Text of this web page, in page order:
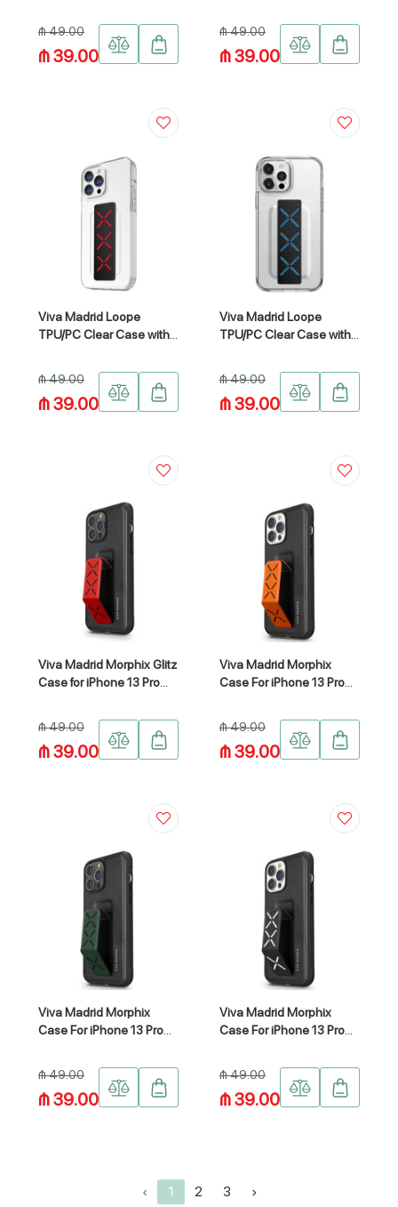
₼ 49.00
₼ 39.00
₼ 49.00
₼ 39.00
Viva Madrid Loope
TPU/PC Clear Case with
iPhone 13 Pro VIVA-
IP13P-LOPRED
₼ 49.00
₼ 39.00
Viva Madrid Loope
TPU/PC Clear Case with
iPhone 13 Pro VIVA-
IP13P-LOPBLU
₼ 49.00
₼ 39.00
Viva Madrid Morphix Glitz
Case for iPhone 13 Pro
₼ 49.00
₼ 39.00
Viva Madrid Morphix
Case For iPhone 13 Pro
₼ 49.00
₼ 39.00
Viva Madrid Morphix
Case For iPhone 13 Pro
₼ 49.00
₼ 39.00
Viva Madrid Morphix
Case For iPhone 13 Pro
₼ 49.00
₼ 39.00
‹ 1 2 3 ›